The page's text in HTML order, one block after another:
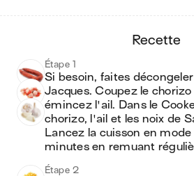
recette
Étape 1
Si besoin, faites
Jacques. Coupez le
émincez l'ail. Dans le
chorizo, l'ail et les noix de
Lancez la cuisson en
minutes en remuant
Étape 2